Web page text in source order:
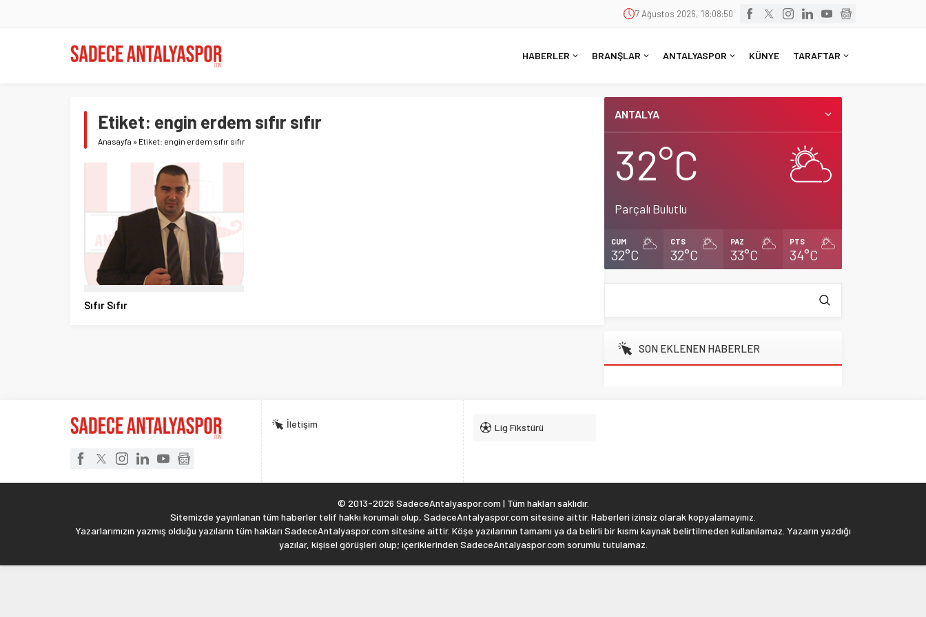
7 Ağustos 2026, 18:08:51
HABERLER BRANŞLAR ANTALYASPOR KÜNYE TARAFTAR
Etiket: engin erdem sıfır sıfır
Anasayfa » Etiket: engin erdem sıfır sıfır
Sıfır Sıfır
ANTALYA
32°C
Parçalı Bulutlu
CUM
32°C
CTS
32°C
PAZ
33°C
PTS
34°C
SON EKLENEN HABERLER
İletişim Lig Fikstürü
© 2013-2026 SadeceAntalyaspor.com | Tüm hakları saklıdır.
Sitemizde yayınlanan tüm haberler telif hakkı korumalı olup, SadeceAntalyaspor.com sitesine aittir. Haberleri izinsiz olarak kopyalamayınız.
Yazarlarımızın yazmış olduğu yazıların tüm hakları SadeceAntalyaspor.com sitesine aittir. Köşe yazılarının tamamı ya da belirli bir kısmı kaynak belirtilmeden kullanılamaz. Yazarın yazdığı
yazılar, kişisel görüşleri olup; içeriklerinden SadeceAntalyaspor.com sorumlu tutulamaz.